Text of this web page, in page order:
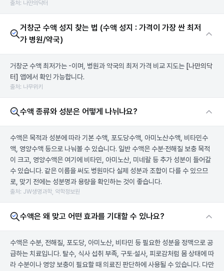
출처: 나만의닥터
거창군 수액 성지 찾는 법 (수액 성지 : 가격이 가장 싼 최저
가 병원/약국)
거창군 수액 최저가는 -이며, 병원과 약국의 최저 가격 비교 지도는 [나만의닥
터] 앱에서 확인 가능합니다.
출처: 나무위키
수액 종류와 성분은 어떻게 나뉘나요?
수액은 목적과 성분에 따라 기본 수액, 포도당수액, 아미노산수액, 비타민수
액, 영양수액 등으로 나눠볼 수 있습니다. 일반 수액은 수분·전해질 보충 목적
이 크고, 영양수액은 여기에 비타민, 아미노산, 미네랄 등 추가 성분이 들어갈
수 있습니다. 같은 이름을 써도 병원마다 실제 성분과 조합이 다를 수 있으므
로, 맞기 전에는 성분명과 용량을 확인하는 것이 좋습니다.
출처: JW생명과학, 약학정보원
수액은 왜 맞고 어떤 효과를 기대할 수 있나요?
수액은 수분, 전해질, 포도당, 아미노산, 비타민 등 필요한 성분을 정맥으로 공
급하는 치료입니다. 탈수, 식사 섭취 부족, 구토·설사, 피로감처럼 몸 상태에 따
라 수분이나 영양 보충이 필요할 때 의료진 판단하에 사용될 수 있습니다. 다만